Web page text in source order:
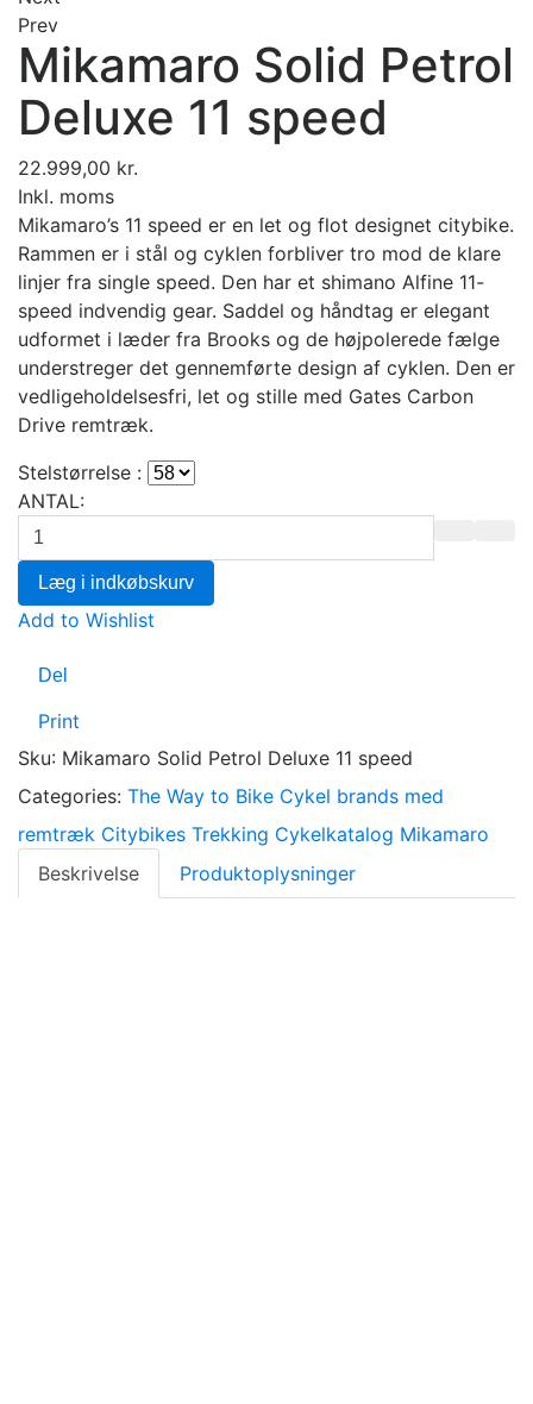
Prev
Mikamaro Solid Petrol
Deluxe 11 speed
22.999,00 kr.
Inkl. moms
Mikamaro’s 11 speed er en let og flot designet citybike.
Rammen er i stål og cyklen forbliver tro mod de klare
linjer fra single speed. Den har et shimano Alfine 11-
speed indvendig gear. Saddel og håndtag er elegant
udformet i læder fra Brooks og de højpolerede fælge
understreger det gennemførte design af ​​cyklen. Den er
vedligeholdelsesfri, let og stille med Gates Carbon
Drive remtræk.
Stelstørrelse :
ANTAL:
Læg i indkøbskurv
Add to Wishlist
Del
Print
Sku: Mikamaro Solid Petrol Deluxe 11 speed
Categories: The Way to Bike Cykel brands med
remtræk Citybikes Trekking Cykelkatalog Mikamaro
Beskrivelse
Produktoplysninger